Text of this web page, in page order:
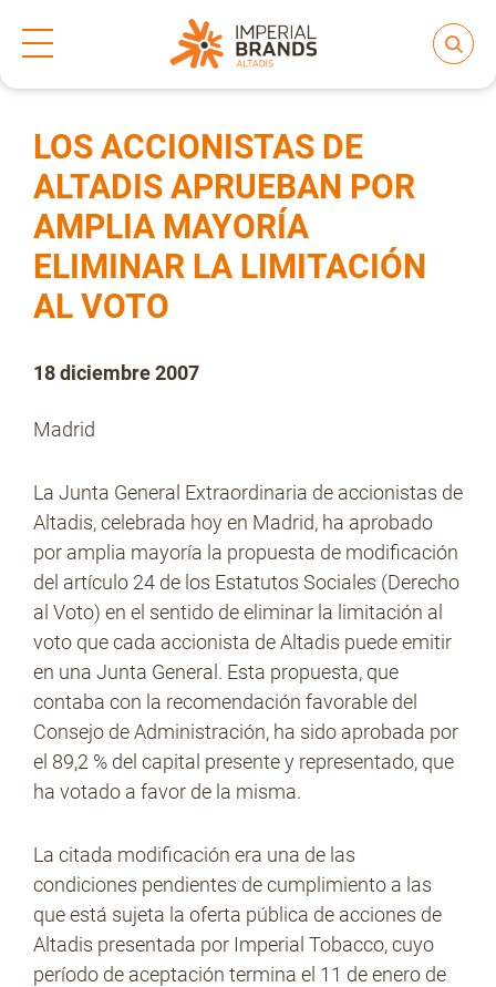
Nuestras Marcas
Compromiso
People and Culture
No Contrabando
Prensa
Contacto
Inicio Notas de prensa
LOS ACCIONISTAS DE
ALTADIS APRUEBAN POR
AMPLIA MAYORÍA
ELIMINAR LA LIMITACIÓN
AL VOTO
18 diciembre 2007
Madrid
La Junta General Extraordinaria de accionistas de
Altadis, celebrada hoy en Madrid, ha aprobado
por amplia mayoría la propuesta de modificación
del artículo 24 de los Estatutos Sociales (Derecho
al Voto) en el sentido de eliminar la limitación al
voto que cada accionista de Altadis puede emitir
en una Junta General. Esta propuesta, que
contaba con la recomendación favorable del
Consejo de Administración, ha sido aprobada por
el 89,2 % del capital presente y representado, que
ha votado a favor de la misma.
La citada modificación era una de las
condiciones pendientes de cumplimiento a las
que está sujeta la oferta pública de acciones de
Altadis presentada por Imperial Tobacco, cuyo
período de aceptación termina el 11 de enero de